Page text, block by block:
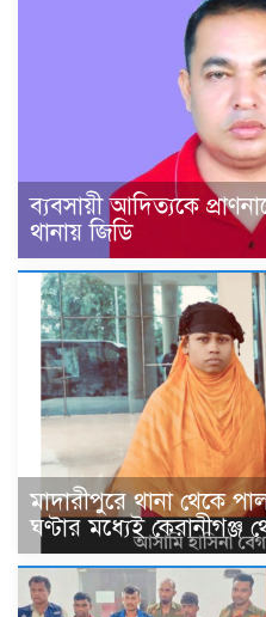
ব্যবসায়ী আদিত্যকে
থানায় জিডি
মাদারীপুরে থানা থেকে
ঘণ্টার মধ্যেই কেরানীগঞ্জ